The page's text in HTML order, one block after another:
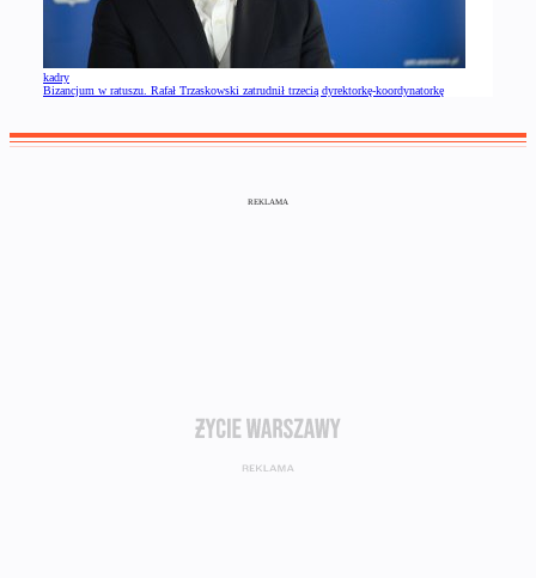
kadry
Bizancjum w ratuszu. Rafał Trzaskowski zatrudnił trzecią dyrektorkę-koordynatorkę
REKLAMA